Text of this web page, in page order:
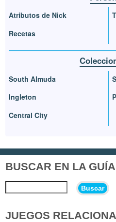
Atributos de Nick
Recetas
South Almuda
Ingleton
Central City
BUSCAR EN LA GUÍA
Buscar
JUEGOS